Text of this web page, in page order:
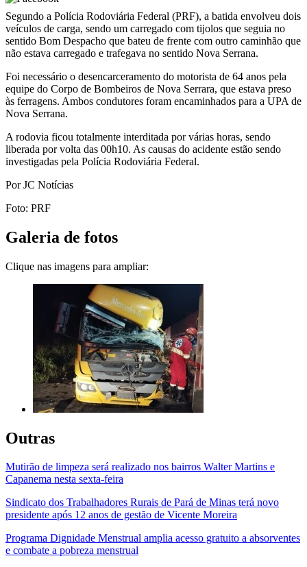
Segundo a Polícia Rodoviária Federal (PRF), a batida envolveu dois
veículos de carga, sendo um carregado com tijolos que seguia no
sentido Bom Despacho que bateu de frente com outro caminhão que
não estava carregado e trafegava no sentido Nova Serrana.
Foi necessário o desencarceramento do motorista de 64 anos pela
equipe do Corpo de Bombeiros de Nova Serrara, que estava preso
às ferragens. Ambos condutores foram encaminhados para a UPA de
Nova Serrana.
A rodovia ficou totalmente interditada por várias horas, sendo
liberada por volta das 00h10. As causas do acidente estão sendo
investigadas pela Polícia Rodoviária Federal.
Por JC Notícias
Foto: PRF
Galeria de fotos
Clique nas imagens para ampliar:
Outras
Mutirão de limpeza será realizado nos bairros Walter Martins e
Capanema nesta sexta-feira
Sindicato dos Trabalhadores Rurais de Pará de Minas terá novo
presidente após 12 anos de gestão de Vicente Moreira
Programa Dignidade Menstrual amplia acesso gratuito a absorventes
e combate a pobreza menstrual